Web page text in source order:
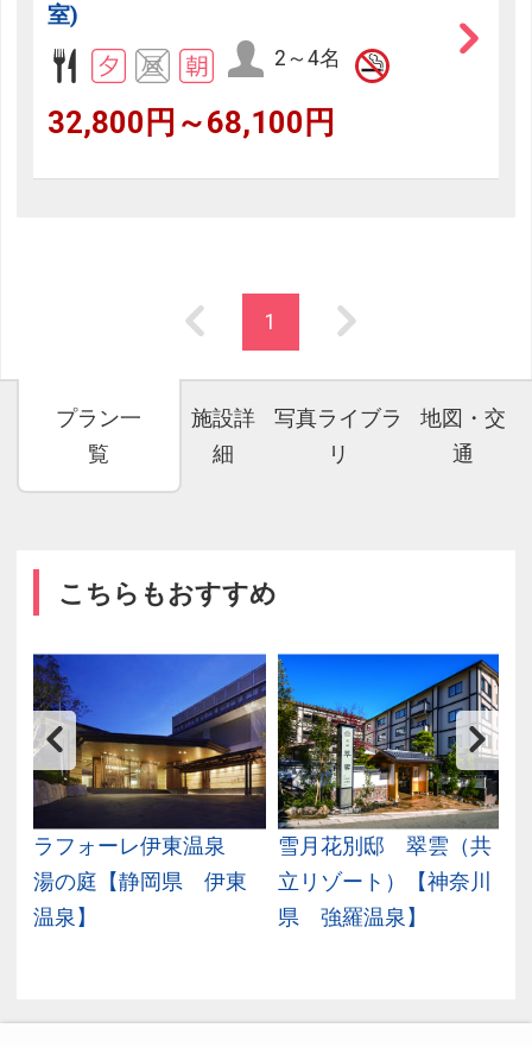
室)
2～4名
32,800円～68,100円
1
プラン一
覧
施設詳
細
写真ライブラ
リ
地図・交
通
こちらもおすすめ
ラフォーレ伊東温泉
湯の庭【静岡県 伊東
温泉】
雪月花別邸 翠雲（共
立リゾート）【神奈川
県 強羅温泉】